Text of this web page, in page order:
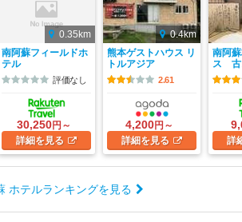
0.35km
南阿蘇フィールドホ
テル
評価なし
30,250円～
詳細を見る
0.4km
熊本ゲストハウス リ
トルアジア
2.61
4,200円～
詳細を見る
南阿
ス 古
詳
ホテルランキングを見る